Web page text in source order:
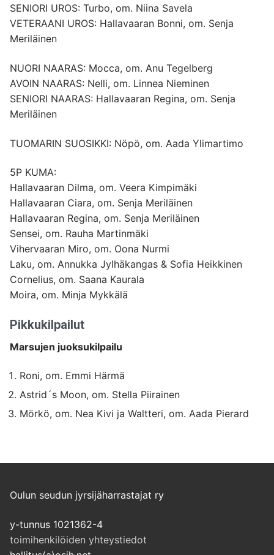
SENIORI UROS: Turbo, om. Niina Savela
VETERAANI UROS: Hallavaaran Bonni, om. Senja
Meriläinen
NUORI NAARAS: Mocca, om. Anu Tegelberg
AVOIN NAARAS: Nelli, om. Linnea Nieminen
SENIORI NAARAS: Hallavaaran Regina, om. Senja
Meriläinen
TUOMARIN SUOSIKKI: Nöpö, om. Aada Ylimartimo
5P KUMA:
Hallavaaran Dilma, om. Veera Kimpimäki
Hallavaaran Ciara, om. Senja Meriläinen
Hallavaaran Regina, om. Senja Meriläinen
Sensei, om. Rauha Martinmäki
Vihervaaran Miro, om. Oona Nurmi
Laku, om. Annukka Jylhäkangas & Sofia Heikkinen
Cornelius, om. Saana Kaurala
Moira, om. Minja Mykkälä
Pikkukilpailut
Marsujen juoksukilpailu
Roni, om. Emmi Härmä
Astrid´s Moon, om. Stella Piirainen
Mörkö, om. Nea Kivi ja Waltteri, om. Aada Pierard
Oulun seudun jyrsijäharrastajat ry
y-tunnus 1021362-4
toimihenkilöiden yhteystiedot